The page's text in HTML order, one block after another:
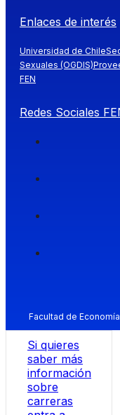
Enlaces de interés
Universidad de Chile
Sexuales (OGDIS)
FEN
Redes Sociales
Facultad de
Si quieres
saber más
información
sobre
carreras